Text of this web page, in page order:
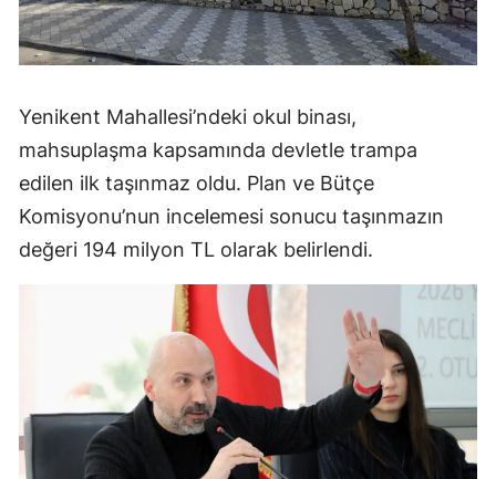
Yenikent Mahallesi’ndeki okul binası,
mahsuplaşma kapsamında devletle trampa
edilen ilk taşınmaz oldu. Plan ve Bütçe
Komisyonu’nun incelemesi sonucu taşınmazın
değeri 194 milyon TL olarak belirlendi.